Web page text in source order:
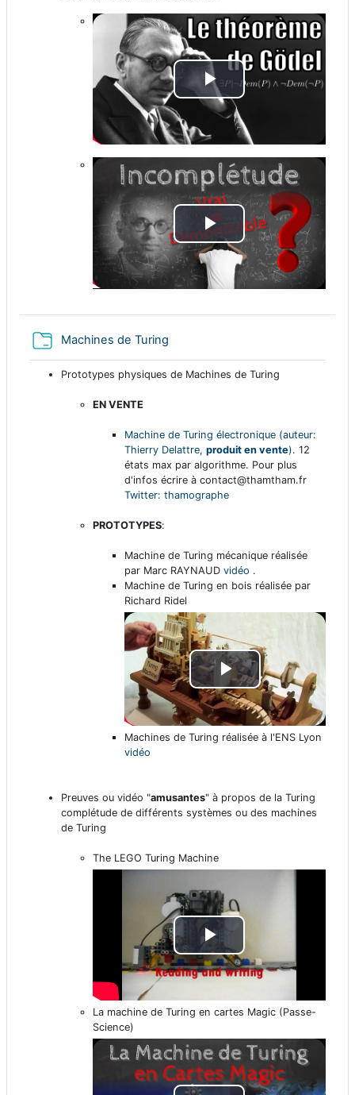
L
i
r
e
l
a
v
d
o
L
i
r
l
v
i
é
o
Machines de Turing
Prototypes physiques de Machines de Turing
EN VENTE
Machine de Turing électronique (auteur:
Thierry Delattre, produit en vente). 12
états max par algorithme. Pour plus
d'infos écrire à contact@thamtham.fr
Twitter: thamographe
PROTOTYPES:
Machine de Turing mécanique réalisée
par Marc RAYNAUD vidéo .
Machine de Turing en bois réalisée par
Richard Ridel
L
i
e
a
v
d
é
o
Machines de Turing réalisée à l'ENS Lyon
vidéo
Preuves ou vidéo "amusantes" à propos de la Turing
complétude de différents systèmes ou des machines
de Turing
The LEGO Turing Machine
L
r
e
La machine de Turing en cartes Magic (Passe-
Science)